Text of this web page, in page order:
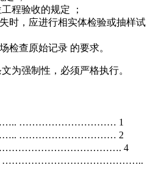
程验收的规定 ；
时，应进行相实体检验或抽样试
检查原始记录 的要求。
为强制性，必须严格执行。
………………………… 1
………………………… 2
4
划分 ……………………………………..